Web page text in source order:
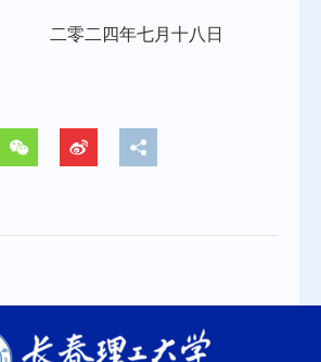
二零二 四年七月 十八 日